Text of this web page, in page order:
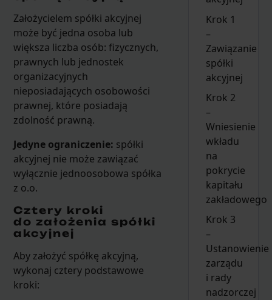
Założycielem spółki akcyjnej
może być jedna osoba lub
większa liczba osób: fizycznych,
prawnych lub jednostek
organizacyjnych
nieposiadających osobowości
prawnej, które posiadają
zdolność prawną.
Jedyne ograniczenie: spółki
akcyjnej nie może zawiązać
wyłącznie jednoosobowa spółka
z o.o.
Cztery kroki
do założenia spółki
akcyjnej
Aby założyć spółkę akcyjną,
wykonaj cztery podstawowe
kroki:
Krok 1
–
Zawiązanie
spółki
akcyjnej
Krok 2
–
Wniesienie
wkładu
na
pokrycie
kapitału
zakładowego
Krok 3
–
Ustanowienie
zarządu
i rady
nadzorczej